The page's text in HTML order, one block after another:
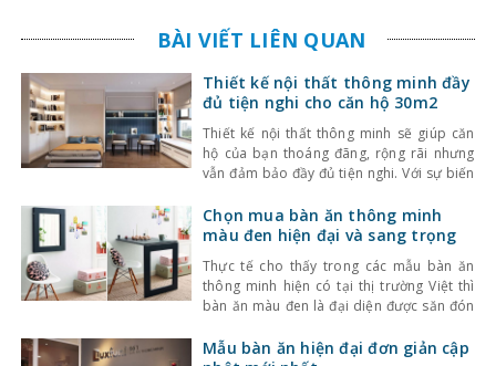
BÀI VIẾT LIÊN QUAN
Thiết kế nội thất thông minh đầy
đủ tiện nghi cho căn hộ 30m2
Thiết kế nội thất thông minh sẽ giúp căn
hộ của bạn thoáng đãng, rộng rãi nhưng
vẫn đảm bảo đầy đủ tiện nghi. Với sự biến
những mẫu thiết kế nội thất cho căn hộ
30m2 dưới đây chắc chắn sẽ là lựa chọn
Chọn mua bàn ăn thông minh
màu đen hiện đại và sang trọng
Thực tế cho thấy trong các mẫu bàn ăn
thông minh hiện có tại thị trường Việt thì
bàn ăn màu đen là đại diện được săn đón
hút khó hiểu của bàn ăn thông minh màu
Mẫu bàn ăn hiện đại đơn giản cập